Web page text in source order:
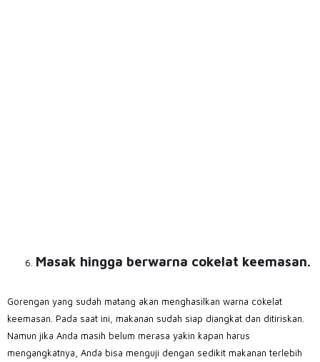
Masak hingga berwarna cokelat keemasan.
Gorengan yang sudah matang akan menghasilkan warna cokelat
keemasan. Pada saat ini, makanan sudah siap diangkat dan ditiriskan.
Namun jika Anda masih belum merasa yakin kapan harus
mengangkatnya, Anda bisa menguji dengan sedikit makanan terlebih